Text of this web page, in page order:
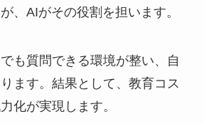
、AIがその役割を担います。
も質問できる環境が整い、自
ます。結果として、教育コス
化が実現します。